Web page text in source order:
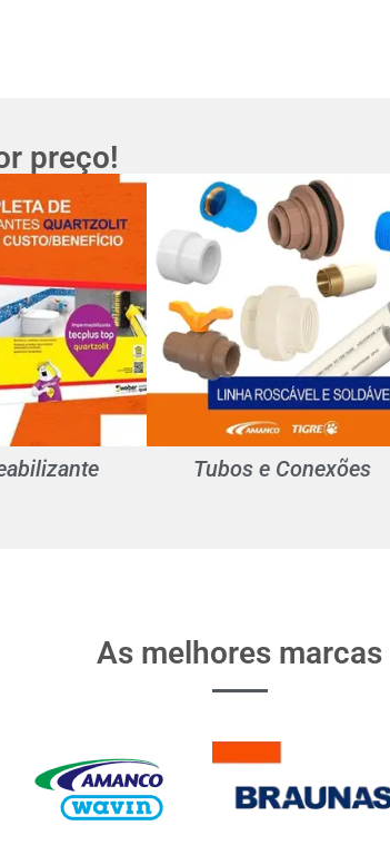
preço!
Tubos e Conexões
As melhores marcas